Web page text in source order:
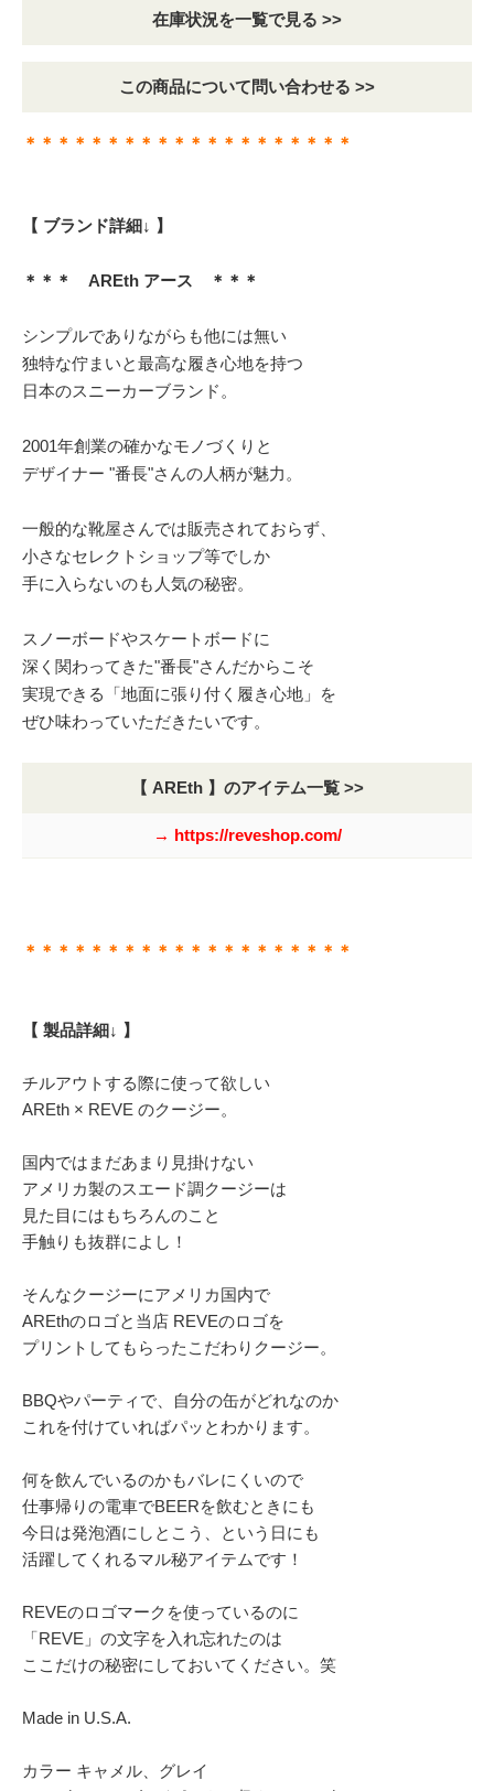
在庫状況を一覧で見る >>
この商品について問い合わせる >>
＊＊＊＊＊＊＊＊＊＊＊＊＊＊＊＊＊＊＊＊
【 ブランド詳細↓ 】
＊＊＊ AREth アース ＊＊＊
シンプルでありながらも他には無い
独特な佇まいと最高な履き心地を持つ
日本のスニーカーブランド。
2001年創業の確かなモノづくりと
デザイナー "番長"さんの人柄が魅力。
一般的な靴屋さんでは販売されておらず、
小さなセレクトショップ等でしか
手に入らないのも人気の秘密。
スノーボードやスケートボードに
深く関わってきた"番長"さんだからこそ
実現できる「地面に張り付く履き心地」を
ぜひ味わっていただきたいです。
【 AREth 】のアイテム一覧 >>
→ https://reveshop.com/
＊＊＊＊＊＊＊＊＊＊＊＊＊＊＊＊＊＊＊＊
【 製品詳細↓ 】
チルアウトする際に使って欲しい
AREth × REVE のクージー。
国内ではまだあまり見掛けない
アメリカ製のスエード調クージーは
見た目にはもちろんのこと
手触りも抜群によし！
そんなクージーにアメリカ国内で
AREthのロゴと当店 REVEのロゴを
プリントしてもらったこだわりクージー。
BBQやパーティで、自分の缶がどれなのか
これを付けていればパッとわかります。
何を飲んでいるのかもバレにくいので
仕事帰りの電車でBEERを飲むときにも
今日は発泡酒にしとこう、という日にも
活躍してくれるマル秘アイテムです！
REVEのロゴマークを使っているのに
「REVE」の文字を入れ忘れたのは
ここだけの秘密にしておいてください。笑
Made in U.S.A.
カラー キャメル、グレイ